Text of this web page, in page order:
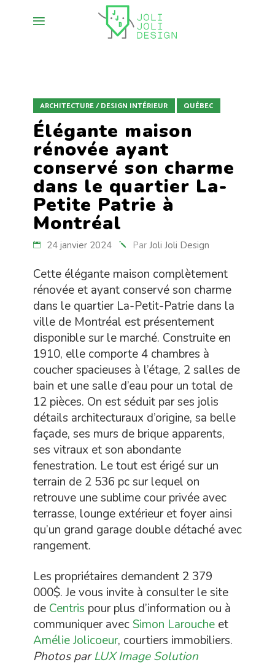
ARCHITECTURE / DESIGN INTÉRIEUR QUÉBEC
Élégante maison
rénovée ayant
conservé son charme
dans le quartier La-
Petite Patrie à
Montréal
24 janvier 2024 Par Joli Joli Design
Cette élégante maison complètement
rénovée et ayant conservé son charme
dans le quartier La-Petit-Patrie dans la
ville de Montréal est présentement
disponible sur le marché. Construite en
1910, elle comporte 4 chambres à
coucher spacieuses à l’étage, 2 salles de
bain et une salle d’eau pour un total de
12 pièces. On est séduit par ses jolis
détails architecturaux d’origine, sa belle
façade, ses murs de brique apparents,
ses vitraux et son abondante
fenestration. Le tout est érigé sur un
terrain de 2 536 pc sur lequel on
retrouve une sublime cour privée avec
terrasse, lounge extérieur et foyer ainsi
qu’un grand garage double détaché avec
rangement.
Les propriétaires demandent 2 379
000$. Je vous invite à consulter le site
de Centris pour plus d’information ou à
communiquer avecSimon Larouche et
Amélie Jolicoeur, courtiers immobiliers.
Photos par LUX Image Solution